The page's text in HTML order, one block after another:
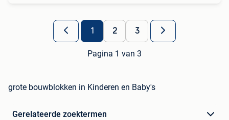
1 2 3
Pagina 1 van 3
grote bouwblokken in Kinderen en Baby's
Gerelateerde zoektermen